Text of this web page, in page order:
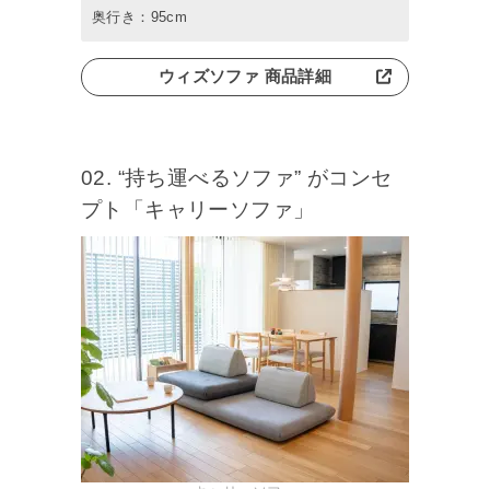
奥行き：95cm
ウィズソファ 商品詳細
02. “持ち運べるソファ” がコンセ
プト「キャリーソファ」